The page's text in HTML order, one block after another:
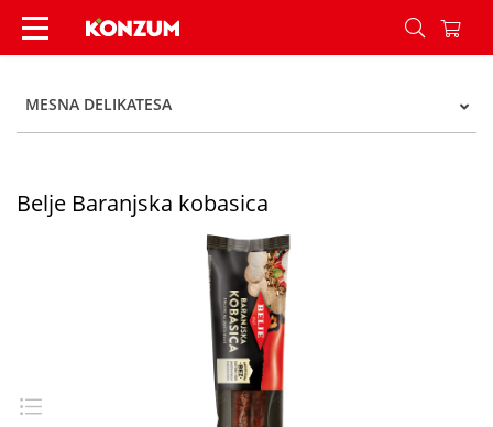
Belje Baranjska kobasica - Konzum
MESNA DELIKATESA
Belje Baranjska kobasica